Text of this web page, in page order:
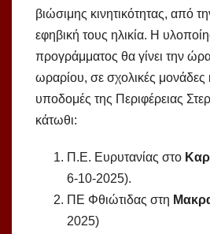
βιώσιμης κινητικότητας, από
εφηβική τους ηλικία. Η
προγράμματος θα γίνει την
ωραρίου, σε σχολικές μονάδες
υποδομές της Περιφέρειας
κάτωθι:
Π.Ε. Ευρυτανίας στο
6-10-2025).
ΠΕ Φθιώτιδας στη
2025)